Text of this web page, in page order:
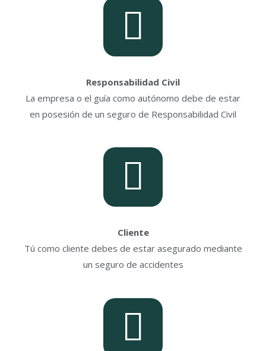
Responsabilidad Civil
La empresa o el guía como autónomo debe de estar
en posesión de un seguro de Responsabilidad Civil
Cliente
Tú como cliente debes de estar asegurado mediante
un seguro de accidentes